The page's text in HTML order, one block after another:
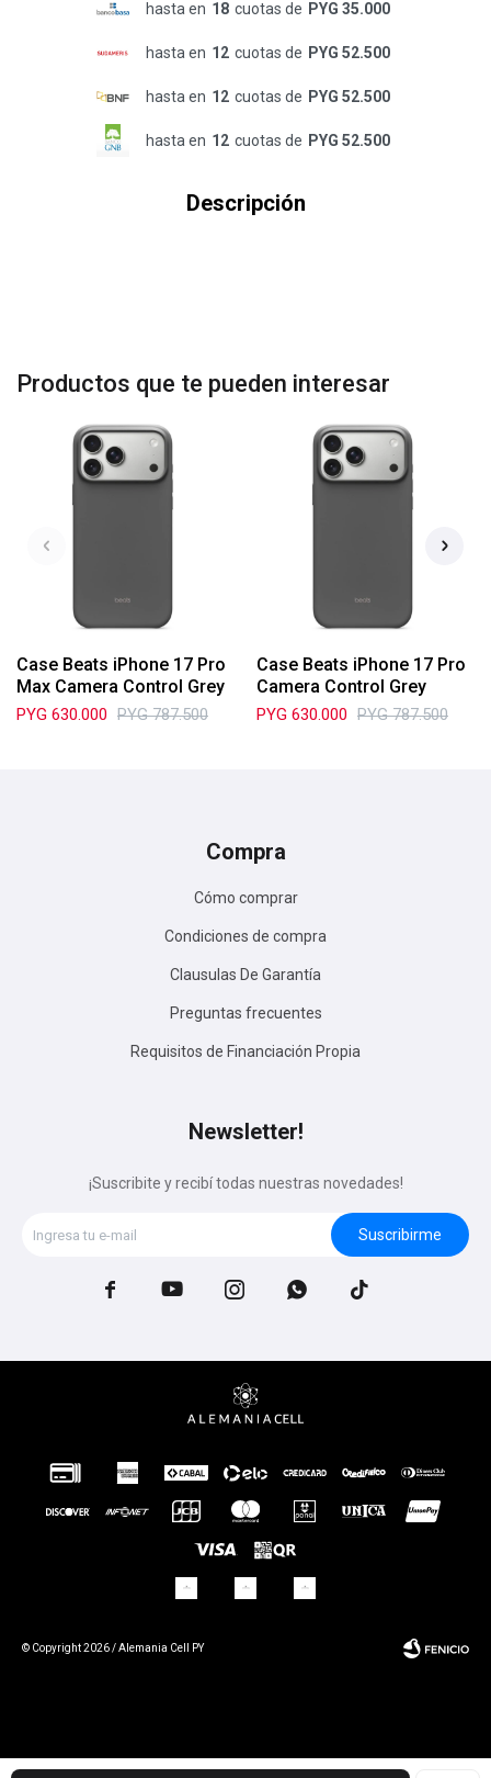
hasta en 18 cuotas de PYG 35.000
hasta en 12 cuotas de PYG 52.500
hasta en 12 cuotas de PYG 52.500
hasta en 12 cuotas de PYG 52.500
Descripción
Productos que te pueden interesar
Case Beats iPhone 17 Pro
Max Camera Control Grey
PYG 630.000 PYG 787.500
Case Beats iPhone 17 Pro
Camera Control Grey
PYG 630.000 PYG 787.500
Compra
Cómo comprar
Condiciones de compra
Clausulas De Garantía
Preguntas frecuentes
Requisitos de Financiación Propia
Newsletter!
¡Suscribite y recibí todas nuestras novedades!
Suscribirme
    
© Copyright 2026 / Alemania Cell PY